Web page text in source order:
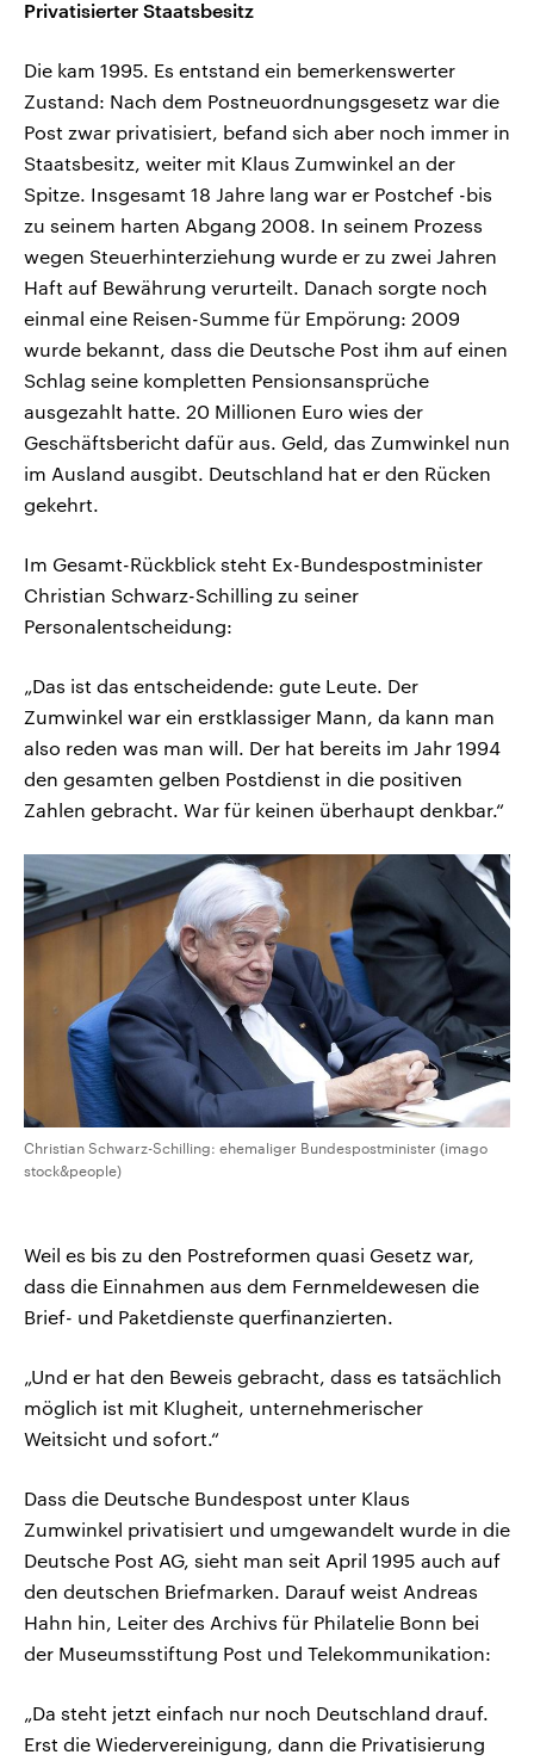
Privatisierter Staatsbesitz
Die kam 1995. Es entstand ein bemerkenswerter
Zustand: Nach dem Postneuordnungsgesetz war die
Post zwar privatisiert, befand sich aber noch immer in
Staatsbesitz, weiter mit Klaus Zumwinkel an der
Spitze. Insgesamt 18 Jahre lang war er Postchef -bis
zu seinem harten Abgang 2008. In seinem Prozess
wegen Steuerhinterziehung wurde er zu zwei Jahren
Haft auf Bewährung verurteilt. Danach sorgte noch
einmal eine Reisen-Summe für Empörung: 2009
wurde bekannt, dass die Deutsche Post ihm auf einen
Schlag seine kompletten Pensionsansprüche
ausgezahlt hatte. 20 Millionen Euro wies der
Geschäftsbericht dafür aus. Geld, das Zumwinkel nun
im Ausland ausgibt. Deutschland hat er den Rücken
gekehrt.
Im Gesamt-Rückblick steht Ex-Bundespostminister
Christian Schwarz-Schilling zu seiner
Personalentscheidung:
„Das ist das entscheidende: gute Leute. Der
Zumwinkel war ein erstklassiger Mann, da kann man
also reden was man will. Der hat bereits im Jahr 1994
den gesamten gelben Postdienst in die positiven
Zahlen gebracht. War für keinen überhaupt denkbar.“
Christian Schwarz-Schilling: ehemaliger Bundespostminister (imago
stock&people)
Weil es bis zu den Postreformen quasi Gesetz war,
dass die Einnahmen aus dem Fernmeldewesen die
Brief- und Paketdienste querfinanzierten.
„Und er hat den Beweis gebracht, dass es tatsächlich
möglich ist mit Klugheit, unternehmerischer
Weitsicht und sofort.“
Dass die Deutsche Bundespost unter Klaus
Zumwinkel privatisiert und umgewandelt wurde in die
Deutsche Post AG, sieht man seit April 1995 auch auf
den deutschen Briefmarken. Darauf weist Andreas
Hahn hin, Leiter des Archivs für Philatelie Bonn bei
der Museumsstiftung Post und Telekommunikation:
„Da steht jetzt einfach nur noch Deutschland drauf.
Erst die Wiedervereinigung, dann die Privatisierung